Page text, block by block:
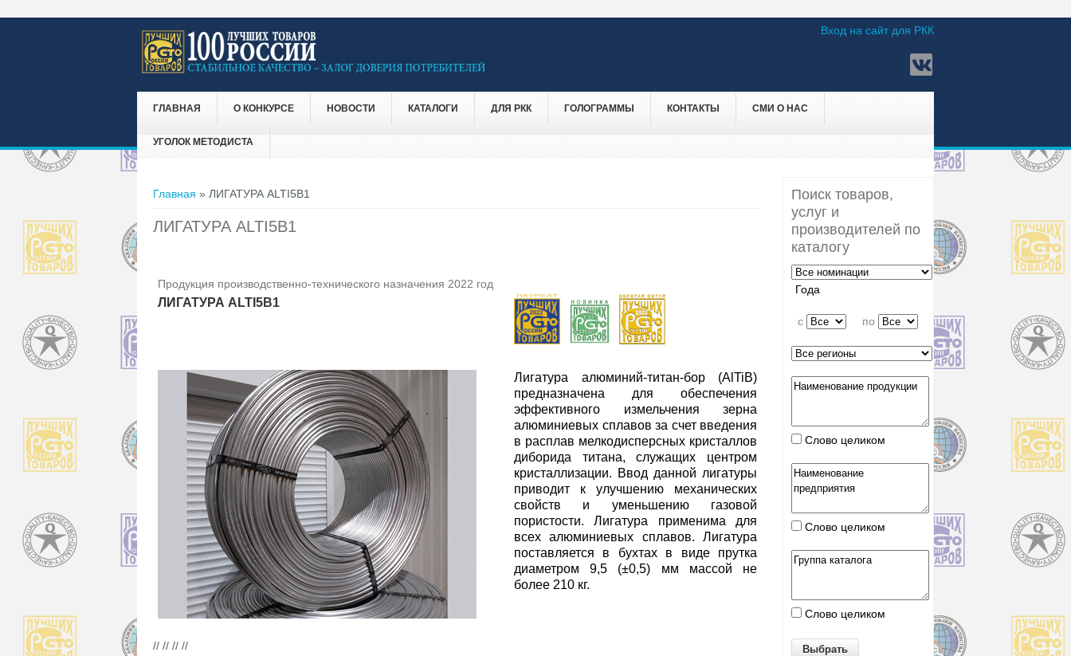
Вход на сайт для РКК
ГЛАВНАЯ О КОНКУРСЕ НОВОСТИ КАТАЛОГИ ДЛЯ РКК ГОЛОГРАММЫ КОНТАКТЫ СМИ О НАС
УГОЛОК МЕТОДИСТА
Вы здесь
Главная » ЛИГАТУРА ALTI5B1
ЛИГАТУРА ALTI5B1
Продукция производственно-технического назначения 2022 год
ЛИГАТУРА ALTI5B1
Лигатура алюминий-титан-бор (AlTiB)
предназначена для обеспечения
эффективного измельчения зерна
алюминиевых сплавов за счет введения
в расплав мелкодисперсных кристаллов
диборида титана, служащих центром
кристаллизации. Ввод данной лигатуры
приводит к улучшению механических
свойств и уменьшению газовой
пористости. Лигатура применима для
всех алюминиевых сплавов. Лигатура
поставляется в бухтах в виде прутка
диаметром 9,5 (±0,5) мм массой не
более 210 кг.
// // // //
Поиск товаров,
услуг и
производителей по
каталогу
Года
c по
Слово целиком
Слово целиком
Слово целиком